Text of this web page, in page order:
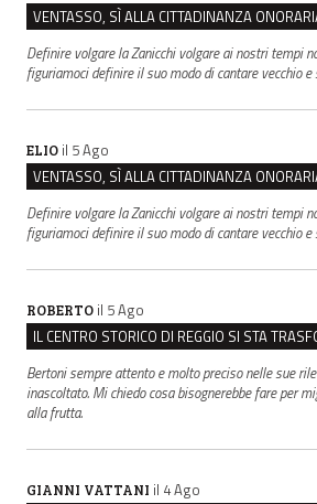
Definire volgare la Zanicchi volgare ai nostri tempi
figuriamoci definire il suo modo di cantare vecchio e
ELIO il 5 Ago
Definire volgare la Zanicchi volgare ai nostri tempi
figuriamoci definire il suo modo di cantare vecchio e
ROBERTO il 5 Ago
Bertoni sempre attento e molto preciso nelle sue
inascoltato. Mi chiedo cosa bisognerebbe fare per
alla frutta.
GIANNI VATTANI il 4 Ago